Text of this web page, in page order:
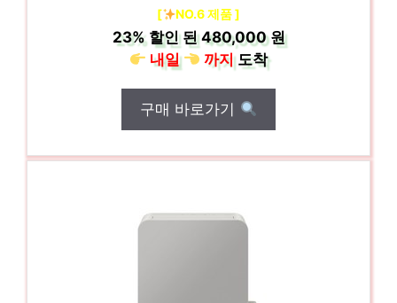
[ NO.6 제품 ]
23%할인 된480,000 원
내일
까지도착
구매 바로가기